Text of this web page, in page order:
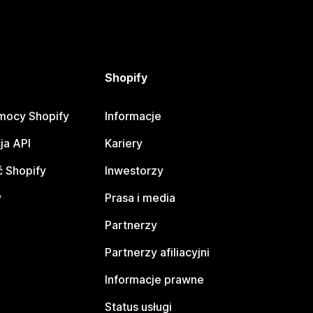
Shopify
API
Shopify
Shopify
Informacje
Kariery
Inwestorzy
Prasa i media
Partnerzy
Partnerzy afiliacyjni
Informacje prawne
Status usługi